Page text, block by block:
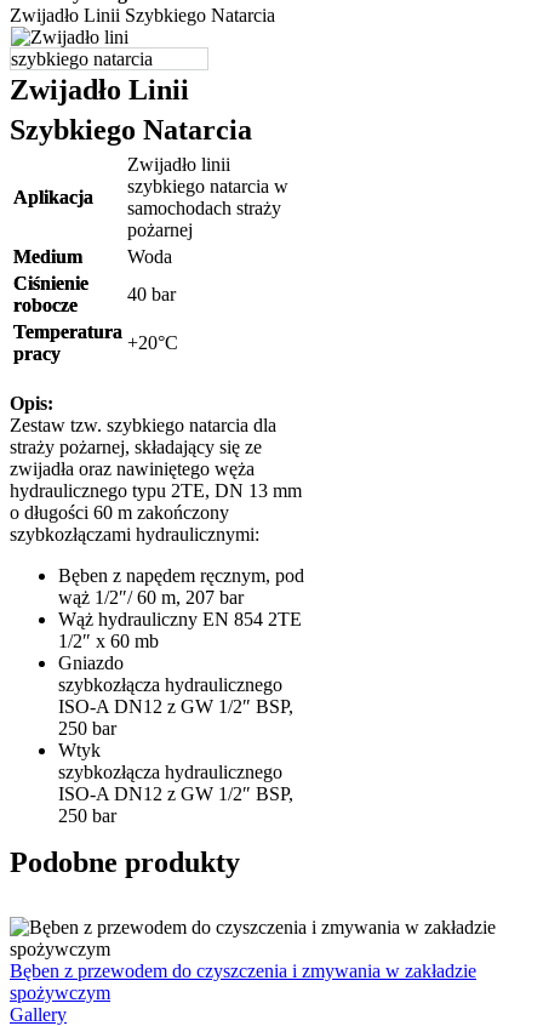
Zwijadło Linii Szybkiego Natarcia
Zwijadło Linii
Szybkiego Natarcia
Aplikacja
Zwijadło linii
szybkiego natarcia w
samochodach straży
pożarnej
Medium
Woda
Ciśnienie
robocze
40 bar
Temperatura
pracy
+20°C
Opis:
Zestaw tzw. szybkiego natarcia dla
straży pożarnej, składający się ze
zwijadła oraz nawiniętego węża
hydraulicznego typu 2TE, DN 13 mm
o długości 60 m zakończony
szybkozłączami hydraulicznymi:
Bęben z napędem ręcznym, pod
wąż 1/2″/ 60 m, 207 bar
Wąż hydrauliczny EN 854 2TE
1/2″ x 60 mb
Gniazdo
szybkozłącza hydraulicznego
ISO-A DN12 z GW 1/2″ BSP,
250 bar
Wtyk
szybkozłącza hydraulicznego
ISO-A DN12 z GW 1/2″ BSP,
250 bar
Podobne produkty
Bęben z przewodem do czyszczenia i zmywania w zakładzie
spożywczym
Gallery